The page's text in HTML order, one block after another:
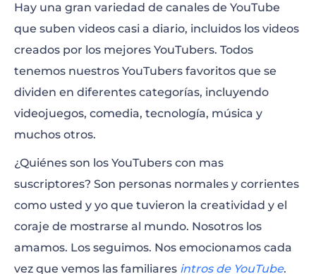
VEGETTA777
Luisito Comunica
VanossGaming
Markiplier
Yuya
Jacksepticeye
Hay una gran variedad de canales de YouTube
que suben videos casi a diario, incluidos los videos
creados por los mejores YouTubers. Todos
tenemos nuestros YouTubers favoritos que se
dividen en diferentes categorías, incluyendo
videojuegos, comedia, tecnología, música y
muchos otros.
¿Quiénes son los YouTubers con mas
suscriptores? Son personas normales y corrientes
como usted y yo que tuvieron la creatividad y el
coraje de mostrarse al mundo. Nosotros los
amamos. Los seguimos. Nos emocionamos cada
vez que vemos las familiares intros de YouTube.